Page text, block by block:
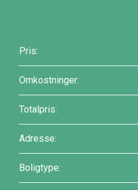
Pris:
Omkostninger:
Totalpris:
Adresse:
Boligtype: